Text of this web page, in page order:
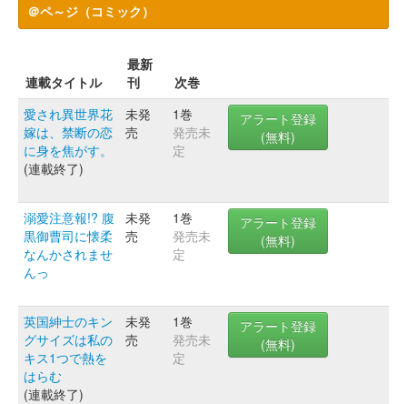
＠ペ～ジ（コミック）
連載タイトル
最新
刊
次巻
愛され異世界花
嫁は、禁断の恋
に身を焦がす。
(連載終了)
未発
売
1巻
発売未
定
アラート登録
(無料)
溺愛注意報!? 腹
黒御曹司に懐柔
なんかされませ
んっ
未発
売
1巻
発売未
定
アラート登録
(無料)
英国紳士のキン
グサイズは私の
キス1つで熱を
はらむ
(連載終了)
未発
売
1巻
発売未
定
アラート登録
(無料)